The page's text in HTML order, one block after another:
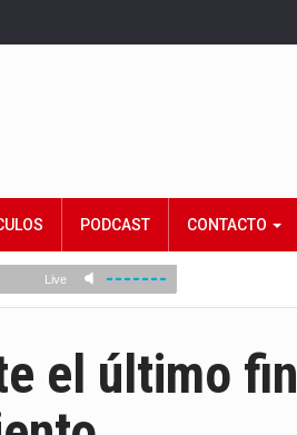
PODCAST CONTACTO
el último fin